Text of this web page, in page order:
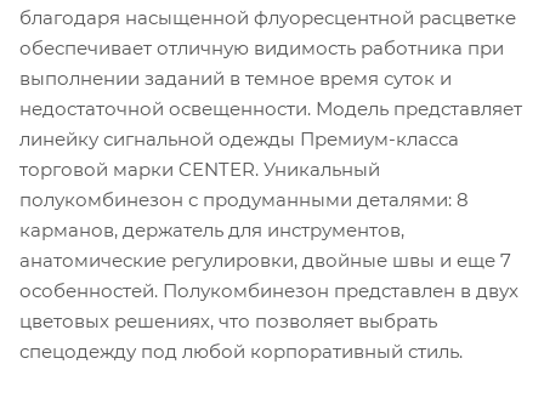
благодаря насыщенной флуоресцентной расцветке
обеспечивает отличную видимость работника при
выполнении заданий в темное время суток и
недостаточной освещенности. Модель представляет
линейку сигнальной одежды Премиум-класса
торговой марки CENTER. Уникальный
полукомбинезон с продуманными деталями: 8
карманов, держатель для инструментов,
анатомические регулировки, двойные швы и еще 7
особенностей. Полукомбинезон представлен в двух
цветовых решениях, что позволяет выбрать
спецодежду под любой корпоративный стиль.